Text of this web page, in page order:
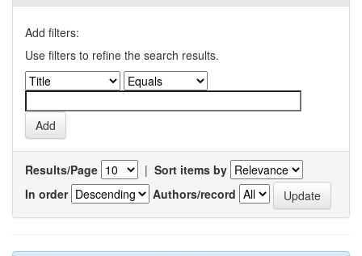
Add filters:
Use filters to refine the search results.
Results/Page | Sort items by
In order
Authors/record